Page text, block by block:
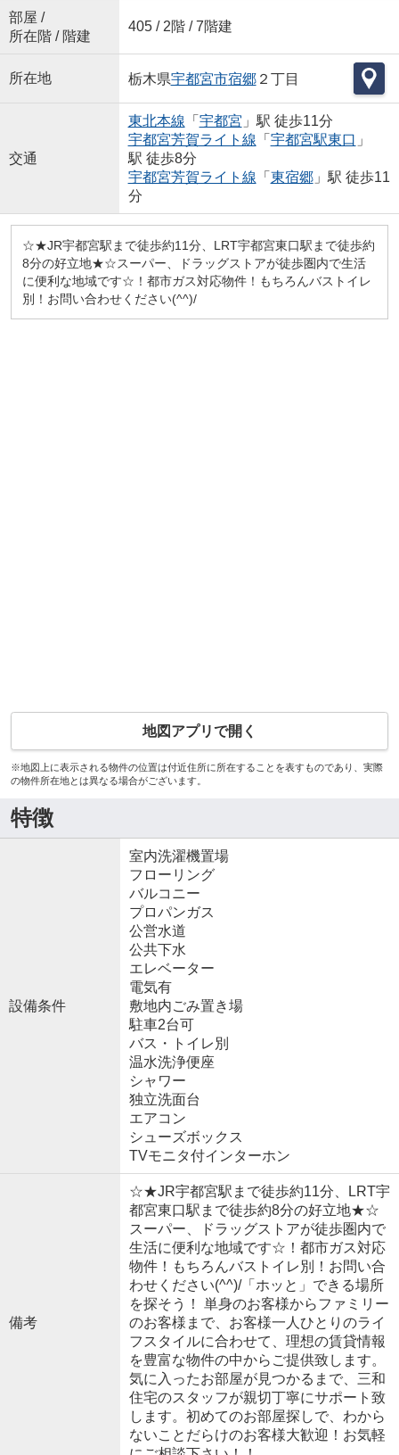
部屋 /
所在階 / 階建
405 / 2階 / 7階建
所在地 栃木県宇都宮市宿郷２丁目
交通
東北本線 「 宇都宮 」駅 徒歩11分
宇都宮芳賀ライト線 「 宇都宮駅東口 」
駅 徒歩8分
宇都宮芳賀ライト線 「 東宿郷」駅 徒歩11
分
☆★JR宇都宮駅まで徒歩約11分、LRT宇都宮東口駅まで徒歩約
8分の好立地★☆スーパー、ドラッグストアが徒歩圏内で生活
に便利な地域です☆！都市ガス対応物件！もちろんバストイレ
別！お問い合わせください(^^)/
地図アプリで開く
※地図上に表示される物件の位置は付近住所に所在することを表すものであり、実際
の物件所在地とは異なる場合がございます。
特徴
設備条件
室内洗濯機置場
フローリング
バルコニー
プロパンガス
公営水道
公共下水
エレベーター
電気有
敷地内ごみ置き場
駐車2台可
バス・トイレ別
温水洗浄便座
シャワー
独立洗面台
エアコン
シューズボックス
TVモニタ付インターホン
備考
☆★JR宇都宮駅まで徒歩約11分、LRT宇
都宮東口駅まで徒歩約8分の好立地★☆
スーパー、ドラッグストアが徒歩圏内で
生活に便利な地域です☆！都市ガス対応
物件！もちろんバストイレ別！お問い合
わせください(^^)/「ホッと」できる場所
を探そう！ 単身のお客様からファミリー
のお客様まで、お客様一人ひとりのライ
フスタイルに合わせて、理想の賃貸情報
を豊富な物件の中からご提供致します。
気に入ったお部屋が見つかるまで、三和
住宅のスタッフが親切丁寧にサポート致
します。初めてのお部屋探しで、わから
ないことだらけのお客様大歓迎！お気軽